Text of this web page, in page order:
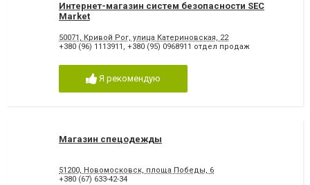
Интернет-магазин систем безопасности SEC
Market
50071, Кривой Рог, улица Катериновская, 22
+380 (96) 1113911
+380 (95) 0968911 отдел продаж
Я рекомендую
Магазин спецодежды
51200, Новомосковск, площа Победы, 6
+380 (67) 633-42-34